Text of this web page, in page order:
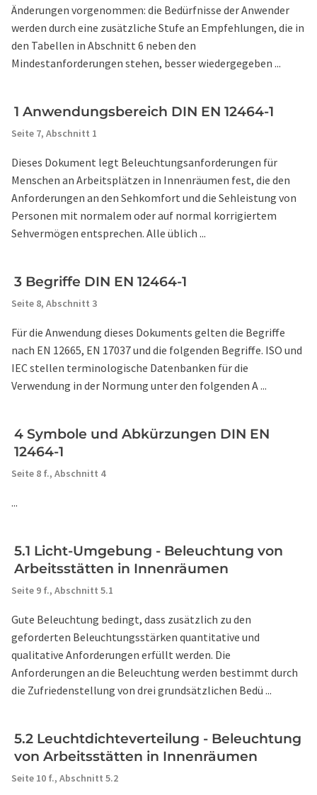
Änderungen vorgenommen: die Bedürfnisse der Anwender
werden durch eine zusätzliche Stufe an Empfehlungen, die in
den Tabellen in Abschnitt 6 neben den
Mindestanforderungen stehen, besser wiedergegeben ...
1 Anwendungsbereich DIN EN 12464-1
Seite 7, Abschnitt 1
Dieses Dokument legt Beleuchtungsanforderungen für
Menschen an Arbeitsplätzen in Innenräumen fest, die den
Anforderungen an den Sehkomfort und die Sehleistung von
Personen mit normalem oder auf normal korrigiertem
Sehvermögen entsprechen. Alle üblich ...
3 Begriffe DIN EN 12464-1
Seite 8, Abschnitt 3
Für die Anwendung dieses Dokuments gelten die Begriffe
nach EN 12665, EN 17037 und die folgenden Begriffe. ISO und
IEC stellen terminologische Datenbanken für die
Verwendung in der Normung unter den folgenden A ...
4 Symbole und Abkürzungen DIN EN
12464-1
Seite 8 f., Abschnitt 4
...
5.1 Licht-Umgebung - Beleuchtung von
Arbeitsstätten in Innenräumen
Seite 9 f., Abschnitt 5.1
Gute Beleuchtung bedingt, dass zusätzlich zu den
geforderten Beleuchtungsstärken quantitative und
qualitative Anforderungen erfüllt werden. Die
Anforderungen an die Beleuchtung werden bestimmt durch
die Zufriedenstellung von drei grundsätzlichen Bedü ...
5.2 Leuchtdichteverteilung - Beleuchtung
von Arbeitsstätten in Innenräumen
Seite 10 f., Abschnitt 5.2